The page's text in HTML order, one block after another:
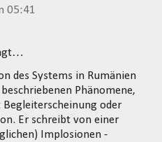
05:41
des Systems in Rumänien
Phänomene,
Begleiterscheinung oder
Er schreibt von einer
Implosionen -